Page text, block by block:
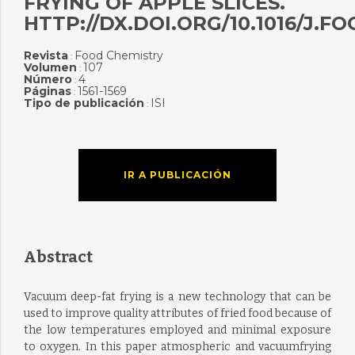
HTTP://DX.DOI.ORG/10.1016/
Revista: Food Chemistry
Volumen : 107
Número: 4
Páginas: 1561-1569
Tipo de publicación : ISI
IR A PUBLICACIÓN
Abstract
Vacuum deep-fat frying is a new technology that can be
used to improve quality attributes of fried food because of
the low temperatures employed and minimal exposure
to oxygen. In this paper atmospheric and vacuumfrying